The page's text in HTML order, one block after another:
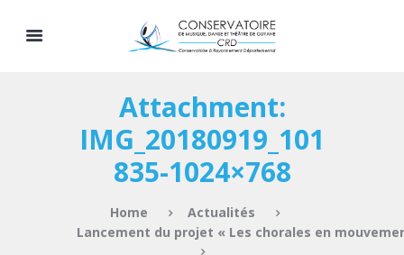
Attachment:
IMG_20180919_101
835-1024×768
Home
Actualités
Lancement du projet « Les chorales en